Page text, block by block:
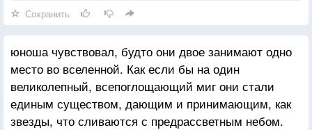
Сохранить
юноша чувствовал, будто они двое занимают одно
место во вселенной. Как если бы на один
великолепный, всепоглощающий миг они стали
единым существом, дающим и принимающим, как
звезды, что сливаются с предрассветным небом.